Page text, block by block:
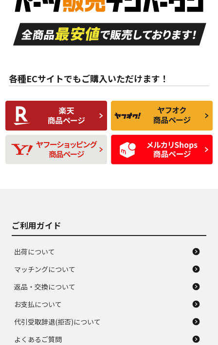
A
走行距離も少なく、
目立つ傷もほとんど
ない中古品
A
走行距離も少なく、
非常に状態の良い中
古品
な中古品
んどない中古品
C
比較的きれいな中古
品
C
られるが、使用に問
題のない中古品
D
使用感や目立つ傷が
あり、一般的な中古
品
D
残り溝も少なく、偏
磨耗がみられ、短期
間使用できるくらい
の中古品
各種ECサイトでもご購入いただけます！
ご利用ガイド
出荷について
マッチングについて
返品・交換について
お支払について
代引受取辞退(拒否)について
よくあるご質問